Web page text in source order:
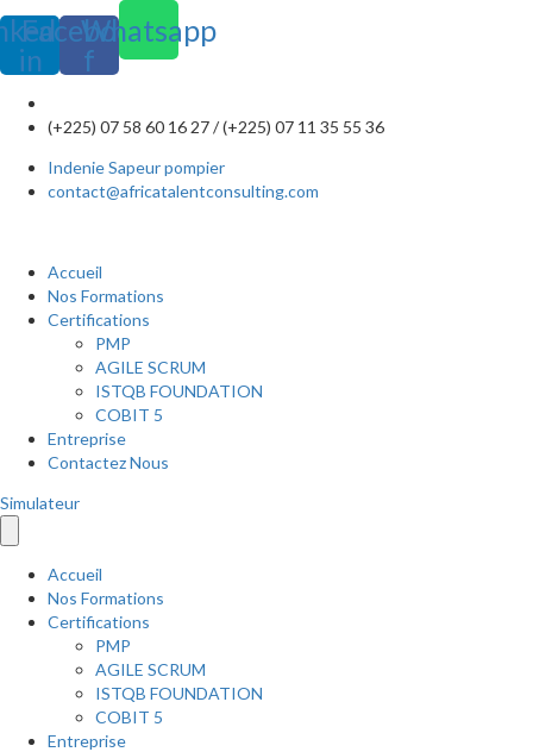
in
Facebook-
f
Whatsapp
(+225) 07 58 60 16 27 / (+225) 07 11 35 55 36
Indenie Sapeur pompier
contact@africatalentconsulting.com
Accueil
Nos Formations
Certifications
PMP
AGILE SCRUM
ISTQB FOUNDATION
COBIT 5
Entreprise
Contactez Nous
Simulateur
Accueil
Nos Formations
Certifications
PMP
AGILE SCRUM
ISTQB FOUNDATION
COBIT 5
Entreprise